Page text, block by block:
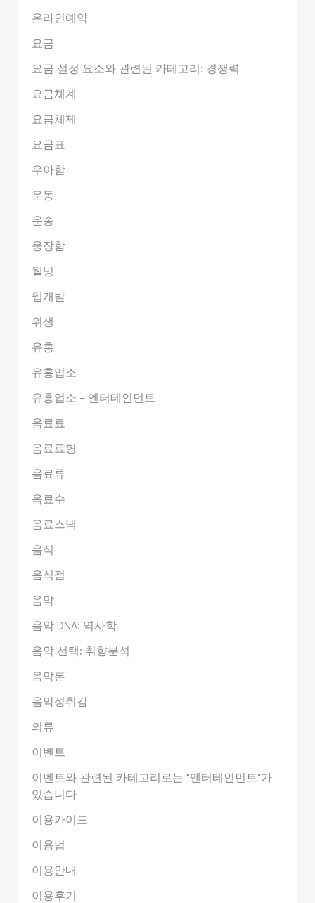
온라인예약
요금
요금 설정 요소와 관련된 카테고리: 경쟁력
요금체계
요금체제
요금표
우아함
운동
운송
웅장함
웰빙
웹개발
위생
유흥
유흥업소
유흥업소 – 엔터테인먼트
음료료
음료료형
음료류
음료수
음료스낵
음식
음식점
음악
음악 DNA: 역사학
음악 선택: 취향분석
음악론
음악성취감
의류
이벤트
이벤트와 관련된 카테고리로는 "엔터테인먼트"가
있습니다
이용가이드
이용법
이용안내
이용후기